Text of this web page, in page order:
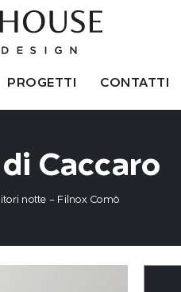
PROGETTI CONTATTI
Caccaro
notte - Filnox Comò